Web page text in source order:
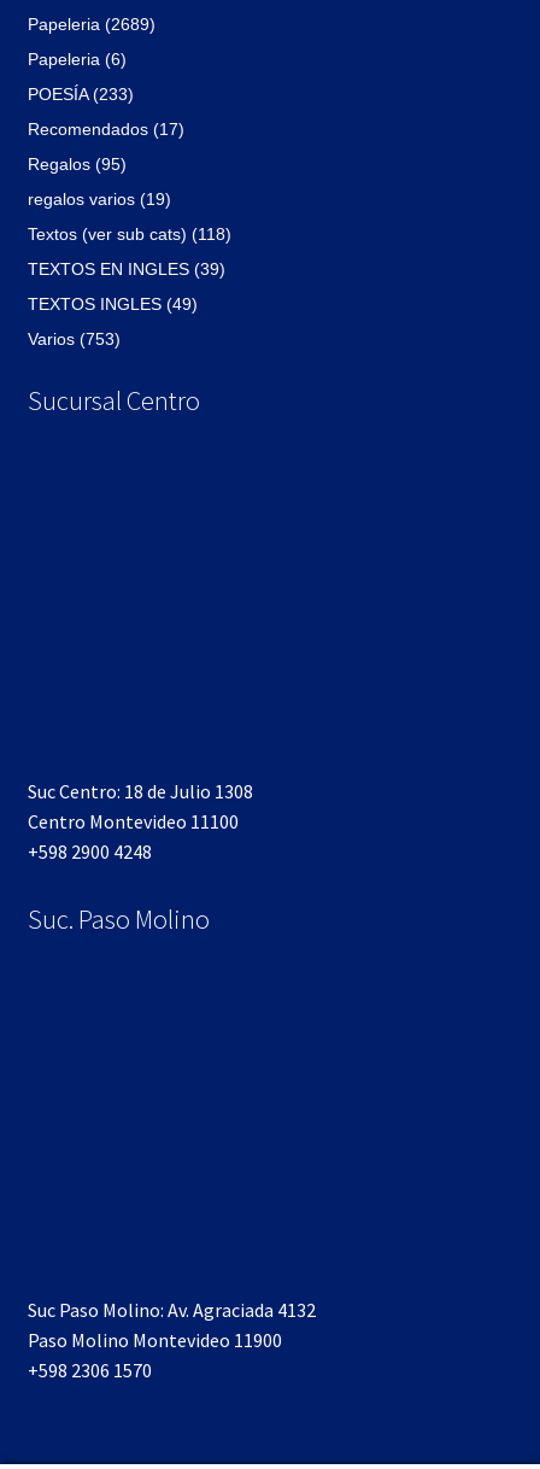
Papeleria (2689)
Papeleria (6)
POESÍA (233)
Recomendados (17)
Regalos (95)
regalos varios (19)
Textos (ver sub cats) (118)
TEXTOS EN INGLES (39)
TEXTOS INGLES (49)
Varios (753)
Sucursal Centro
Suc Centro: 18 de Julio 1308
Centro Montevideo 11100
+598 2900 4248
Suc. Paso Molino
Suc Paso Molino: Av. Agraciada 4132
Paso Molino Montevideo 11900
+598 2306 1570